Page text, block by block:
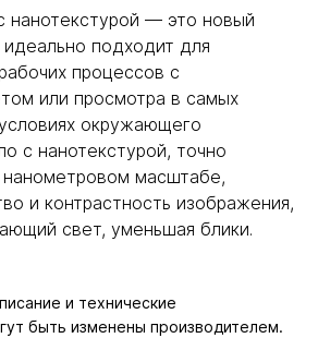
нанотекстурой — это новый
идеально подходит для
процессов с
или просмотра в самых
окружающего
с нанотекстурой, точно
масштабе,
и контрастность изображения,
свет, уменьшая блики.
и технические
быть изменены производителем.